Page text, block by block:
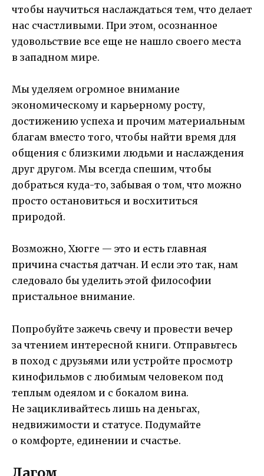
чтобы научиться наслаждаться тем, что делает
нас счастливыми. При этом, осознанное
удовольствие все еще не нашло своего места
в западном мире.
Мы уделяем огромное внимание
экономическому и карьерному росту,
достижению успеха и прочим материальным
благам вместо того, чтобы найти время для
общения с близкими людьми и наслаждения
друг другом. Мы всегда спешим, чтобы
добраться куда-то, забывая о том, что можно
просто остановиться и восхититься
природой.
Возможно, Хюгге — это и есть главная
причина счастья датчан. И если это так, нам
следовало бы уделить этой философии
пристальное внимание.
Попробуйте зажечь свечу и провести вечер
за чтением интересной книги. Отправьтесь
в поход с друзьями или устройте просмотр
кинофильмов с любимым человеком под
теплым одеялом и с бокалом вина.
Не зацикливайтесь лишь на деньгах,
недвижимости и статусе. Подумайте
о комфорте, единении и счастье.